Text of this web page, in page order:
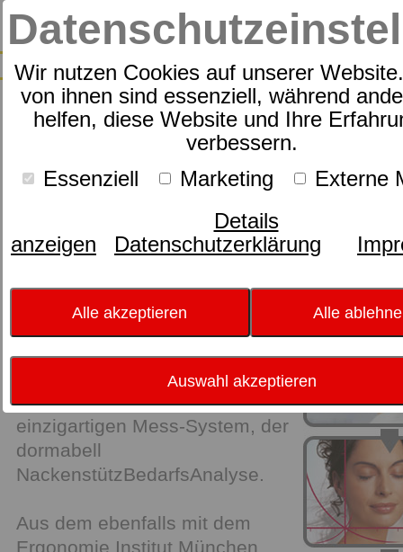
Wir nutzen Cookies auf unserer
von ihnen sind essenziell, während
helfen, diese Website und Ihre
verbessern.
Essenziell
Marketing
Externe
Details
anzeigen
Datenschutzerklärung
Alle akzeptieren Alle
Auswahl akzeptieren
Die dormabell
Schlaflage ist
das richtige
das i-Tüpfelchen bei der
Bettenausstattung. Welche
Unterstützung Ihr Kopf benötigt,
ermitteln die dormabell
Spezialisten mit dem weltweit
einzigartigen Mess-System, der
dormabell
NackenstützBedarfsAnalyse.
Aus dem ebenfalls mit dem
Ergonomie Institut München